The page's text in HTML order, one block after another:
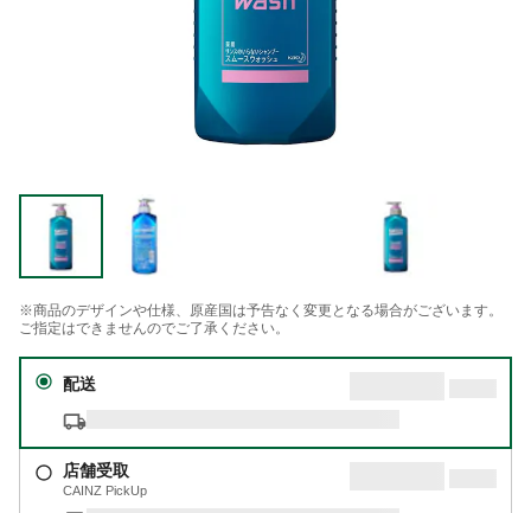
※商品のデザインや仕様、原産国は予告なく変更となる場合がございます。
ご指定はできませんのでご了承ください。
配送
店舗受取
CAINZ PickUp